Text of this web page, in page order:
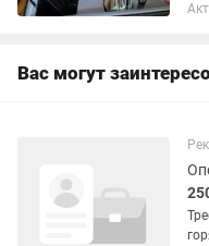
Вас могут